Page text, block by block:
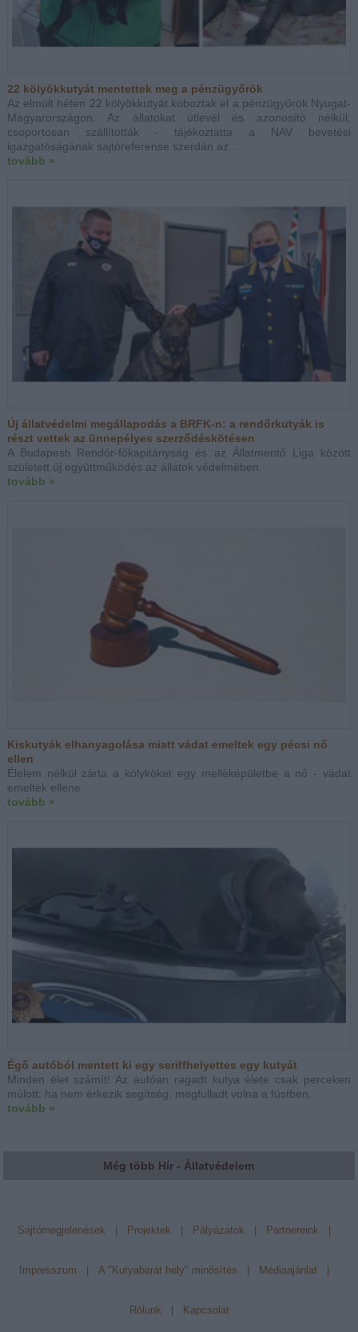
22 kölyökkutyát mentettek meg a pénzügyőrök
Az elmúlt héten 22 kölyökkutyát koboztak el a pénzügyőrök Nyugat-
Magyarországon. Az állatokat útlevél és azonosító nélkül,
csoportosan szállították - tájékoztatta a NAV bevetési
igazgatóságának sajtóreferense szerdán az...
tovább »
Új állatvédelmi megállapodás a BRFK-n: a rendőrkutyák is
részt vettek az ünnepélyes szerződéskötésen
A Budapesti Rendőr-főkapitányság és az Állatmentő Liga között
született új együttműködés az állatok védelmében.
tovább »
Kiskutyák elhanyagolása miatt vádat emeltek egy pécsi nő
ellen
Élelem nélkül zárta a kölyköket egy melléképületbe a nő - vádat
emeltek ellene.
tovább »
Égő autóból mentett ki egy seriffhelyettes egy kutyát
Minden élet számít! Az autóan ragadt kutya élete csak perceken
múlott: ha nem érkezik segítség, megfulladt volna a füstben.
tovább »
Még több Hír - Állatvédelem
Sajtómegjelenések | Projektek | Pályázatok | Partnereink |
Impresszum | A "Kutyabarát hely" minősítés | Médiaajánlat |
Rólunk | Kapcsolat